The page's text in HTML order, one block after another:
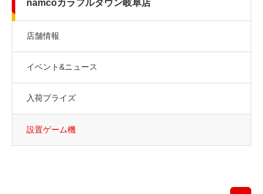
namcoカラフルタウン岐阜店
店舗情報
イベント&ニュース
入荷プライズ
設置ゲーム機